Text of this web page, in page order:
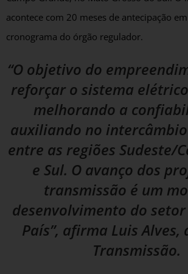
acontece com 20 meses de antecipação
cronograma do órgão regulador.
“O objetivo do
reforçar o sistema
melhorando a
auxiliando no
entre as regiões Sudeste/
e Sul. O avanço dos
transmissão é um
desenvolvimento do
País”, afirma Luis
Transmissão.